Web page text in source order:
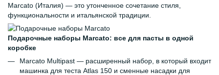
Marcato (Италия) — это утонченное сочетание стиля,
функциональности и итальянской традиции.
Подарочные наборы Marcato: все для пасты в одной
коробке
Marcato Multipast — расширенный набор, в который входит
машинка для теста Atlas 150 и сменные насадки для